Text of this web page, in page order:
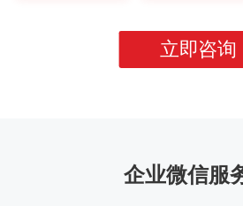
立即咨询
企业微信服